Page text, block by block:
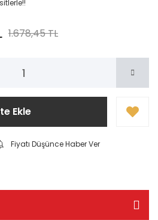
1.678,45 TL
Ekle
Fiyatı Düşünce Haber Ver